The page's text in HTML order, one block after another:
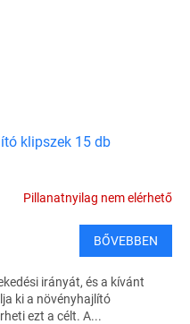
klipszek 15 db
Pillanatnyilag nem elérhető
BŐVEBBEN
irányát, és a kívánt
ki a növényhajlító
ezt a célt. A...